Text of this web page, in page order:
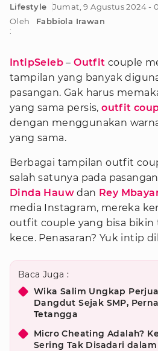
Lifestyle
Jumat, 9 Agustus 2024 -
Oleh
:
Fabbiola Irawan
IntipSeleb –Outfit couple
tampilan yang banyak
pasangan. Gak harus
yang sama persis,outfit
dengan menggunakan
yang sama.
Berbagai tampilan outfit
salah satunya pada
Dinda Hauw dan Rey
media Instagram, mereka
outfit couple yang bisa bikin
kece. Penasaran? Yuk intip
Baca Juga :
Wika Salim Ungkap
Dangdut Sejak SMP,
Tetangga
Micro Cheating Adalah?
Sering Tak Disadari